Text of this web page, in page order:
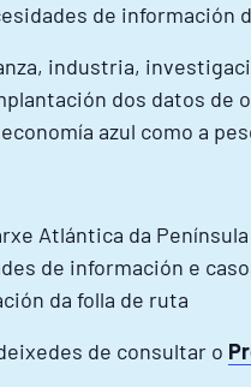
de información
industria,
dos datos de
azul como a
Atlántica da
de información e
da folla de ruta
de consultar o